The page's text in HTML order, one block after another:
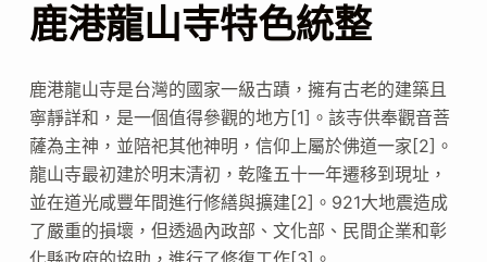
鹿港龍山寺特色統整
鹿港龍山寺是台灣的國家一級古蹟，擁有古老的建築且
寧靜詳和，是一個值得參觀的地方[1]。該寺供奉觀音菩
薩為主神，並陪祀其他神明，信仰上屬於佛道一家[2]。
龍山寺最初建於明末清初，乾隆五十一年遷移到現址，
並在道光咸豐年間進行修繕與擴建[2]。921大地震造成
了嚴重的損壞，但透過內政部、文化部、民間企業和彰